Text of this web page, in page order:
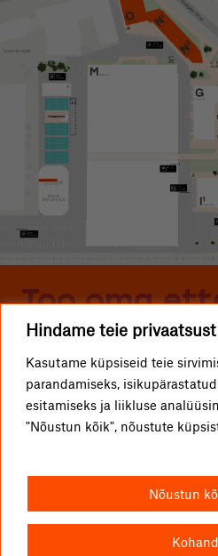
Hindame teie privaatsust
Kasutame küpsiseid teie
parandamiseks,
esitamiseks ja liikluse
"Nõustun kõik", nõustute
Nõustun
Too oma
Telliskivisse
ETTEVÕTTED
KUIDAS TULLA?
VABAD PINNAD
I1-